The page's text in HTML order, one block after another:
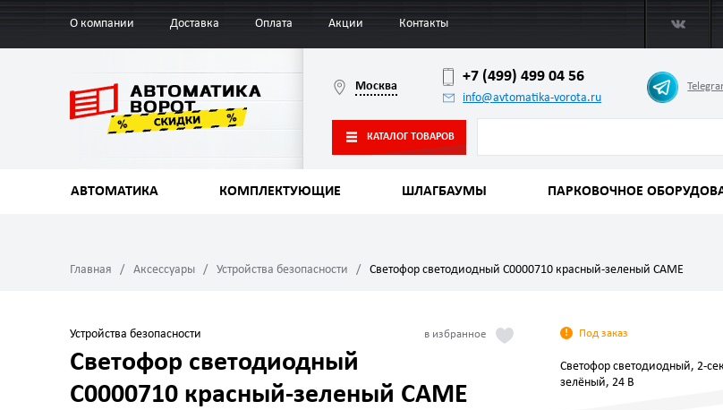
О компании Доставка Оплата Акции Контакты
Москва
+7 (499) 499 04 56
info@avtomatika-vorota.ru
КАТАЛОГ ТОВАРОВ
АВТОМАТИКА КОМПЛЕКТУЮЩИЕ ШЛАГБАУМЫ ПАРКОВОЧНОЕ
Главная Аксессуары Устройства безопасности Светофор светодиодный C0000710 красный-зеленый CAME
Устройства безопасности
Светофор светодиодный
C0000710 красный-зеленый CAME
Под заказ
Светофор светодиодный, 2-
зелёный, 24 В